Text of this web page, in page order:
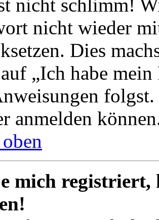
nicht schlimm!
nicht wieder
Dies
„Ich habe
anmelden
mich